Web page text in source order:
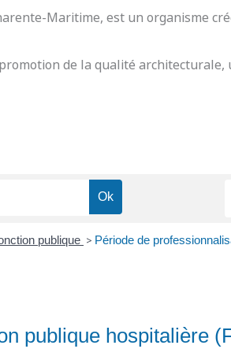
Maritime, est un organisme
de la qualité
publique > Période de
publique hospitalière